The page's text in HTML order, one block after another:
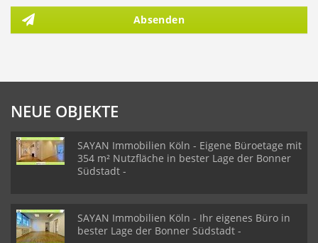
Absenden
NEUE OBJEKTE
SAYAN Immobilien Köln - Eigene Büroetage mit
354 m² Nutzfläche in bester Lage der Bonner
Südstadt -
SAYAN Immobilien Köln - Ihr eigenes Büro in
bester Lage der Bonner Südstadt -